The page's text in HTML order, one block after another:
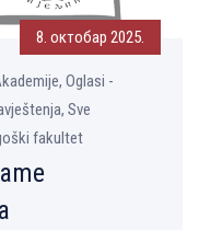
8. октобар 2025.
Oglasi -
Sve
fakultet